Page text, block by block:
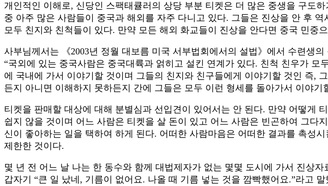
개인적인 이해로, 신당인 스팩태큘러의 상당 부분 티켓은 더 많은 중생을 구도
중 아주 많은 사람들이 중국과 해외를 자주 다니고 있다. 그들은 진상을 안 후
모두 친지와 친척들이 있다. 만약 모든 해외 화교들이 진상을 안다면 중국 민중
사부님께서는 《2003년 정월 대보름 미국 서부법회에서의 설법》에서 수련생
“국외에 있는 중국사람은 중국대륙과 얽히고 설킨 연계가 있다. 친척 친우가
에 국내에 가서 이야기할 것이며 그들의 친지와 친구들에게 이야기할 것인 즉,
든지 아니면 이해하지 못하든지 간에 그들은 모두 이런 형세를 돌아가서 이야기
티켓을 판매할 대상에 대해 분별심과 선입견이 있어서는 안 된다. 만약 어떻게
쉽지 않을 것이며 어느 사람은 티켓을 살 돈이 있고 어느 사람은 빈곤하여 그
신이 좋아하는 일을 택하여 하게 된다. 어떠한 사람마음은 어떠한 결과를 촉성
제한한 것이다.
몇 년 전 어느 날 나는 한 동수와 함께 대법제자가 없는 몇몇 도시에 가서 진상
갑자기 “큰 일 났네, 기름이 없어요. 나올 때 기름 넣는 것을 깜빡했어요.”라고